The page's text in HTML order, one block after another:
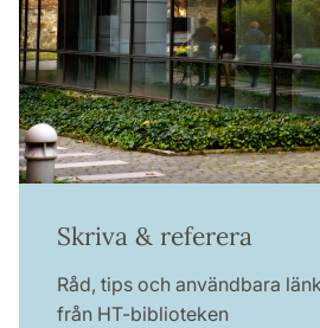
Skriva & referera
Råd, tips och användbara
från HT-biblioteken